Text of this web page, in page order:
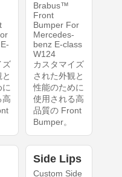
ズ
に
高
Brabus™
Front
Bumper For
Mercedes-
benz E-class
W124
カスタマイズ
された外観と
性能のために
使用される高
品質の Front
Bumper。
Side Lips
Custom Side